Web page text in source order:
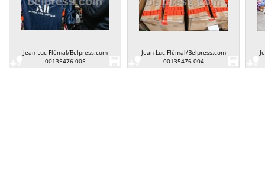
Jean-Luc Flémal/Belpress.com
00135476-005
Jean-Luc Flémal/Belpress.com
00135476-004